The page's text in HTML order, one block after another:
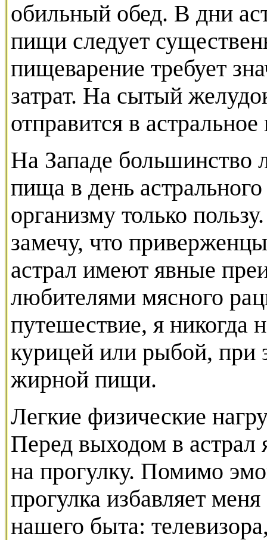
обильный обед. В дни
пищи следует
пищеварение требует
затрат. На сытый
отправится в
На Западе большинство
пища в день
организму только
замечу, что
астрал имеют явные
любителями мясного
путешествие, я никогда
курицей или рыбой, при
жирной пищи.
Легкие физические
Перед выходом в астрал
на прогулку. Помимо
прогулка избавляет
нашего быта: